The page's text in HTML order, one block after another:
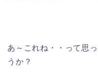
あ～これね・・って思
うか？